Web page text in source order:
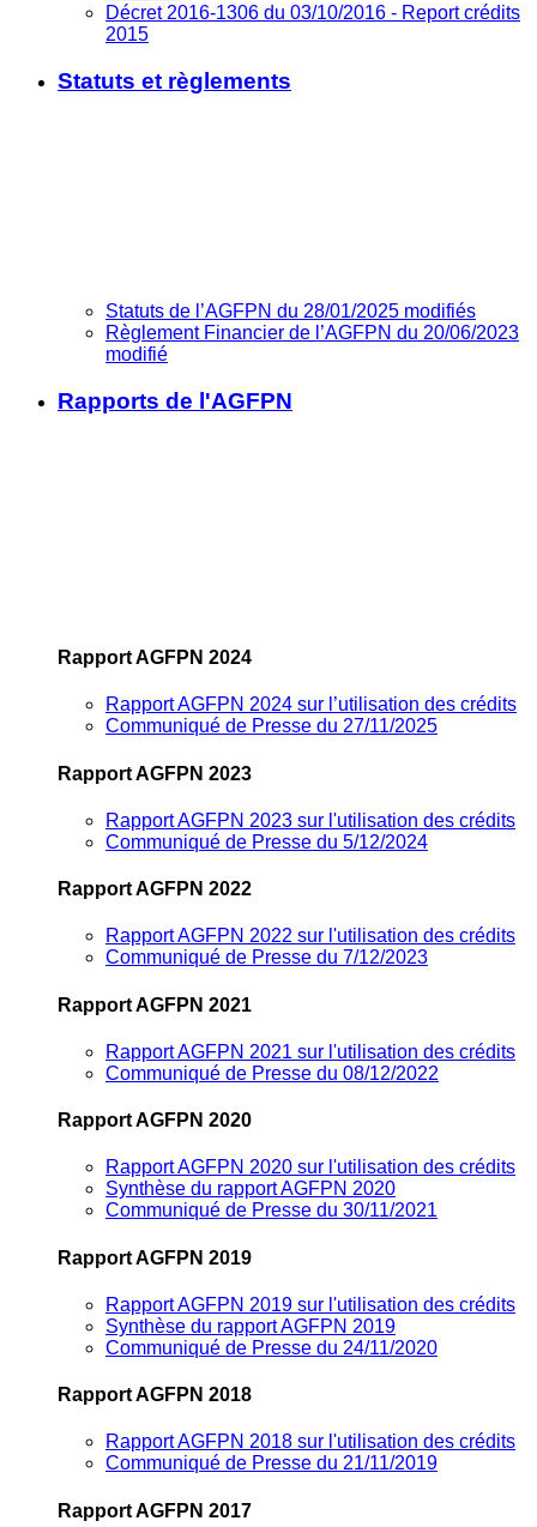
Décret 2016-1306 du 03/10/2016 - Report crédits
2015
Statuts et règlements
Statuts de l’AGFPN du 28/01/2025 modifiés
Règlement Financier de l’AGFPN du 20/06/2023
modifié
Rapports de l'AGFPN
Rapport AGFPN 2024
Rapport AGFPN 2024 sur l’utilisation des crédits
Communiqué de Presse du 27/11/2025
Rapport AGFPN 2023
Rapport AGFPN 2023 sur l'utilisation des crédits
Communiqué de Presse du 5/12/2024
Rapport AGFPN 2022
Rapport AGFPN 2022 sur l'utilisation des crédits
Communiqué de Presse du 7/12/2023
Rapport AGFPN 2021
Rapport AGFPN 2021 sur l'utilisation des crédits
Communiqué de Presse du 08/12/2022
Rapport AGFPN 2020
Rapport AGFPN 2020 sur l'utilisation des crédits
Synthèse du rapport AGFPN 2020
Communiqué de Presse du 30/11/2021
Rapport AGFPN 2019
Rapport AGFPN 2019 sur l'utilisation des crédits
Synthèse du rapport AGFPN 2019
Communiqué de Presse du 24/11/2020
Rapport AGFPN 2018
Rapport AGFPN 2018 sur l'utilisation des crédits
Communiqué de Presse du 21/11/2019
Rapport AGFPN 2017